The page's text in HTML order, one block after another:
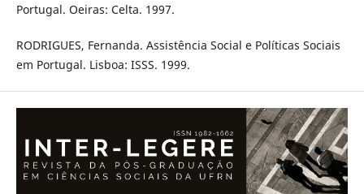
Portugal. Oeiras: Celta. 1997.
RODRIGUES, Fernanda. Assistência Social e Políticas Sociais
em Portugal. Lisboa: ISSS. 1999.